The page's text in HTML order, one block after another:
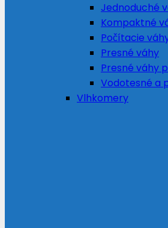
Jednoduché
Kompaktné
Počítacie
Presné váhy
Presné váhy
Vodotesné a
Vlhkomery